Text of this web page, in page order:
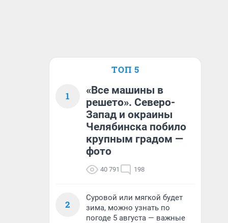
ТОП 5
1
«Все машины в
решето». Северо-
Запад и окраины
Челябинска побило
крупным градом —
фото
40 791 198
2
Суровой или мягкой будет
зима, можно узнать по
погоде 5 августа — важные